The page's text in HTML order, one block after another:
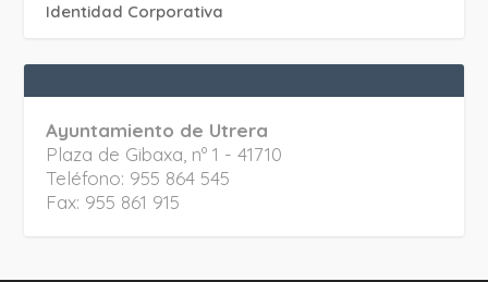
Identidad Corporativa
Ayuntamiento de Utrera
Plaza de Gibaxa, nº 1 - 41710
Teléfono: 955 864 545
Fax: 955 861 915